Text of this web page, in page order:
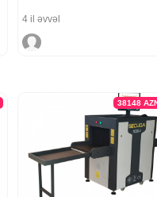
4 il əvvəl
38148